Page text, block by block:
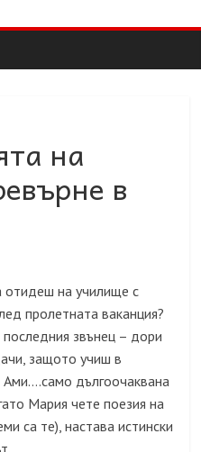
на
в
на училище с
пролетната ваканция?
звънец – дори
защото учиш в
Ами….само дългоочаквана
Мария чете поезия на
са те), настава истински